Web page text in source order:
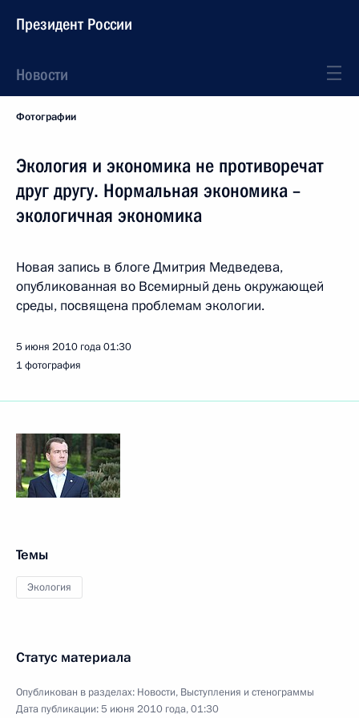
Президент России
Новости
Фотографии
Экология и экономика не противоречат
друг другу. Нормальная экономика –
экологичная экономика
Новая запись в блоге Дмитрия Медведева,
опубликованная во Всемирный день окружающей
среды, посвящена проблемам экологии.
5 июня 2010 года01:30
1 фотография
Темы
Экология
Статус материала
Опубликован в разделах: Новости, Выступления и стенограммы
Дата публикации:5 июня 2010 года, 01:30